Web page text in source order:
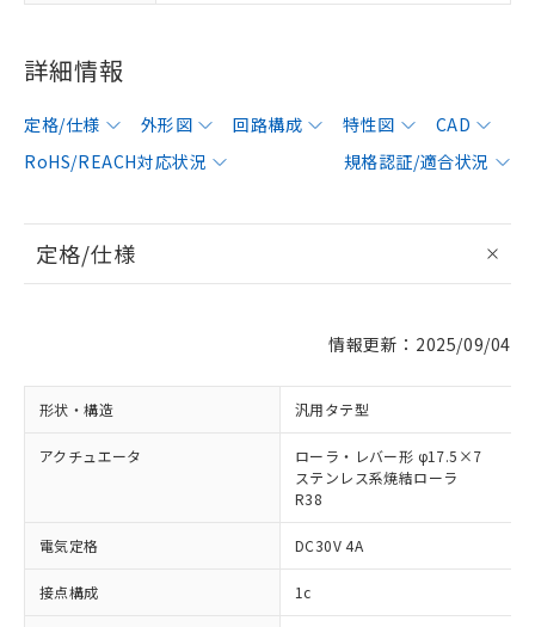
詳細情報
定格/仕様 外形図 回路構成 特性図
CAD
RoHS/REACH対応状況
規格認証/適合状況
定格/仕様
情報更新：2025/09/04
形状・構造 汎用タテ型
アクチュエータ
ローラ・レバー形 φ17.5×7
ステンレス系焼結ローラ
R38
電気定格 DC30V 4A
接点構成 1c